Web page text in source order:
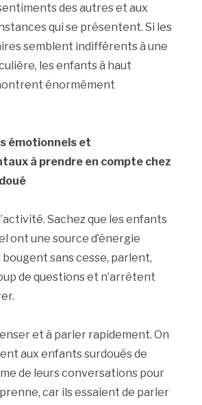
des autres et aux
qui se présentent. Si les
semblent indifférents à une
les enfants à haut
énormément
émotionnels et
à prendre en compte chez
Sachez que les enfants
ont une source d’énergie
bougent sans cesse, parlent,
de questions et n’arrêtent
et à parler rapidement. On
aux enfants surdoués de
de leurs conversations pour
car ils essaient de parler